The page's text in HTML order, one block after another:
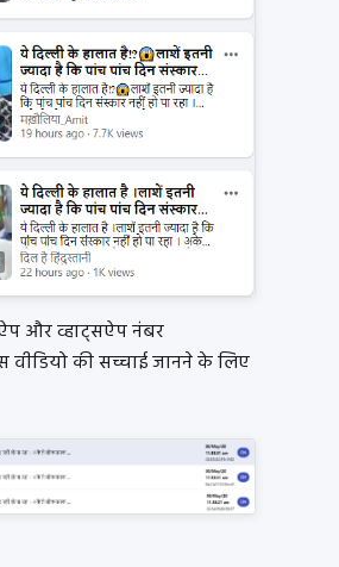
और व्हाट्सऐप नंबर
वीडियो की सच्चाई जानने के लिए